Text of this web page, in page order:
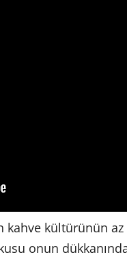
kahve kültürünün
onun